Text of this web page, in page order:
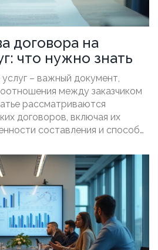
договора на
что нужно знать
– важный документ,
между заказчиком
рассматриваются
договоров, включая их
составления и способы